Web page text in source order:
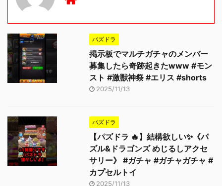
パズドラ
掲示板でマルチガチャのメンバー
募集したら奇跡起きたwww #モン
スト #激獣神祭 #エリス #shorts
2025/11/13
パズドラ
【パズドラ 🔥】結構欲しい✨《パ
ズル&ドラゴンズ めじるしアクセ
サリー》 #ガチャ #ガチャガチャ #
カプセルトイ
2025/11/13